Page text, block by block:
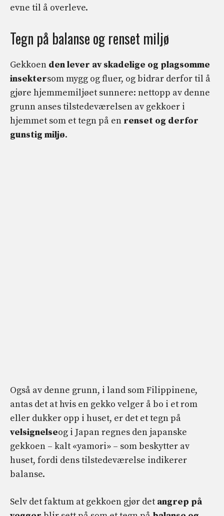
evne til å overleve.
Tegn på balanse og renset miljø
Gekkoen den lever av skadelige og plagsomme
insektersom mygg og fluer, og bidrar derfor til å
gjøre hjemmemiljøet sunnere: nettopp av denne
grunn anses tilstedeværelsen av gekkoer i
hjemmet som et tegn på en renset og derfor
gunstig miljø.
Også av denne grunn, i land som Filippinene,
antas det at hvis en gekko velger å bo i et rom
eller dukker opp i huset, er det et tegn på
velsignelseog i Japan regnes den japanske
gekkoen – kalt «yamori» – som beskytter av
huset, fordi dens tilstedeværelse indikerer
balanse.
Selv det faktum at gekkoen gjør det angrep på